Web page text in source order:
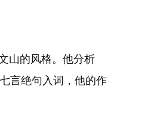
山的风格。他分析
言绝句入词，他的作